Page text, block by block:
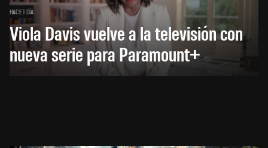
HACE 1 DÍA
Viola Davis vuelve a la televisión con
nueva serie para Paramount+